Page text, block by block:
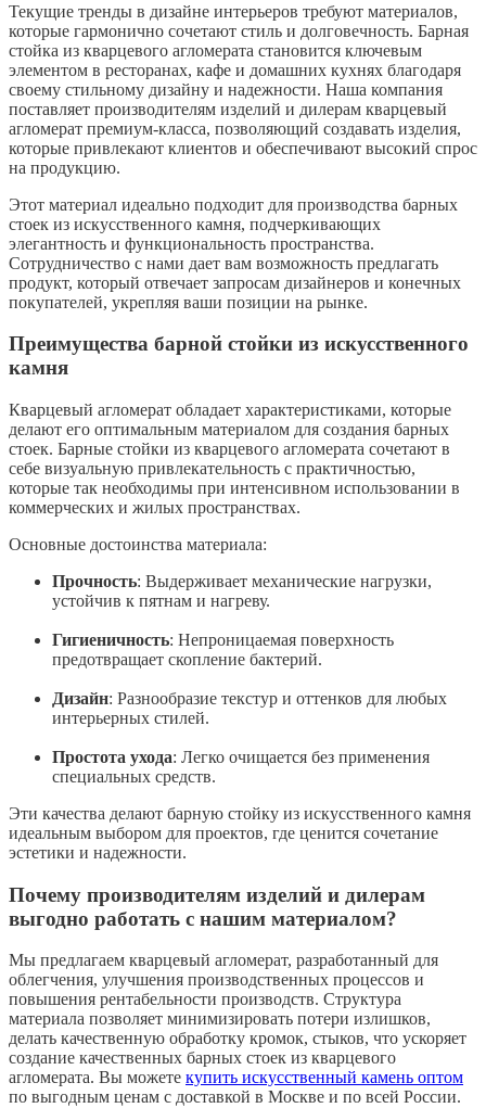
Текущие тренды в дизайне интерьеров требуют материалов,
которые гармонично сочетают стиль и долговечность. Барная
стойка из кварцевого агломерата становится ключевым
элементом в ресторанах, кафе и домашних кухнях благодаря
своему стильному дизайну и надежности. Наша компания
поставляет производителям изделий и дилерам кварцевый
агломерат премиум-класса, позволяющий создавать изделия,
которые привлекают клиентов и обеспечивают высокий спрос
на продукцию.
Этот материал идеально подходит для производства барных
стоек из искусственного камня, подчеркивающих
элегантность и функциональность пространства.
Сотрудничество с нами дает вам возможность предлагать
продукт, который отвечает запросам дизайнеров и конечных
покупателей, укрепляя ваши позиции на рынке.
Преимущества барной стойки из искусственного
камня
Кварцевый агломерат обладает характеристиками, которые
делают его оптимальным материалом для создания барных
стоек. Барные стойки из кварцевого агломерата сочетают в
себе визуальную привлекательность с практичностью,
которые так необходимы при интенсивном использовании в
коммерческих и жилых пространствах.
Основные достоинства материала:
Прочность: Выдерживает механические нагрузки,
устойчив к пятнам и нагреву.
Гигиеничность: Непроницаемая поверхность
предотвращает скопление бактерий.
Дизайн: Разнообразие текстур и оттенков для любых
интерьерных стилей.
Простота ухода: Легко очищается без применения
специальных средств.
Эти качества делают барную стойку из искусственного камня
идеальным выбором для проектов, где ценится сочетание
эстетики и надежности.
Почему производителям изделий и дилерам
выгодно работать с нашим материалом?
Мы предлагаем кварцевый агломерат, разработанный для
облегчения, улучшения производственных процессов и
повышения рентабельности производств. Структура
материала позволяет минимизировать потери излишков,
делать качественную обработку кромок, стыков, что ускоряет
создание качественных барных стоек из кварцевого
агломерата. Вы можете купить искусственный камень оптом
по выгодным ценам с доставкой в Москве и по всей России.